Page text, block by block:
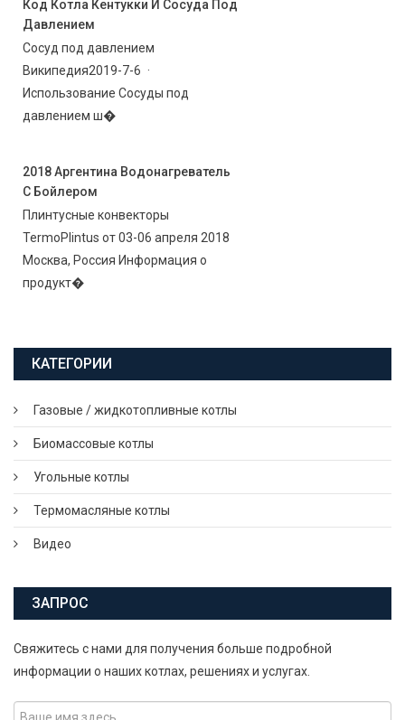
Код Котла Кентукки И Сосуда Под
Давлением
Сосуд под давлением
Википедия2019-7-6 ·
Использование Сосуды под
давлением ш�
2018 Аргентина Водонагреватель
С Бойлером
Плинтусные конвекторы
TermoPlintus от 03-06 апреля 2018
Москва, Россия Информация о
продукт�
КАТЕГОРИИ
Газовые / жидкотопливные котлы
Биомассовые котлы
Угольные котлы
Термомасляные котлы
Видео
ЗАПРОС
Свяжитесь с нами для получения больше подробной
информации о наших котлах, решениях и услугах.